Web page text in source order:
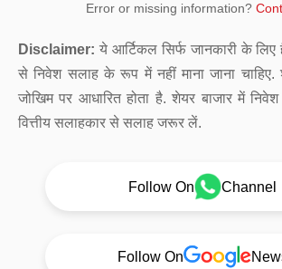
Error or missing information?
Disclaimer: ये आर्टिकल सिर्फ जानकारी के
से निवेश सलाह के रूप में नहीं माना जाना चाहिए.
जोखिम पर आधारित होता है. शेयर बाजार में
वित्तीय सलाहकार से सलाह जरूर लें.
Follow On Channel
Follow On